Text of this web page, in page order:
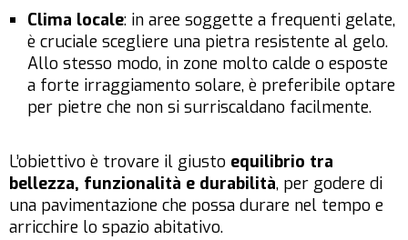
Clima locale: in aree soggette a frequenti gelate,
è cruciale scegliere una pietra resistente al gelo.
Allo stesso modo, in zone molto calde o esposte
a forte irraggiamento solare, è preferibile optare
per pietre che non si surriscaldano facilmente.
L’obiettivo è trovare il giusto equilibrio tra
bellezza, funzionalità e durabilità, per godere di
una pavimentazione che possa durare nel tempo e
arricchire lo spazio abitativo.